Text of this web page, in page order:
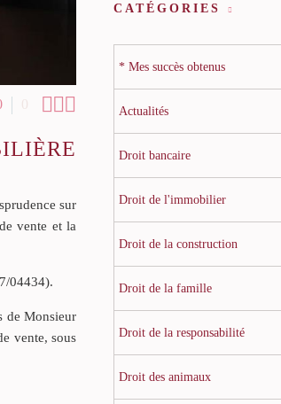
0 
sur
vente et la
04434).
de Monsieur
vente, sous
CATÉGORIES
* Mes succès obtenus
Actualités
Droit bancaire
Droit de l'immobilier
Droit de la construction
Droit de la famille
Droit de la responsabilité
Droit des animaux